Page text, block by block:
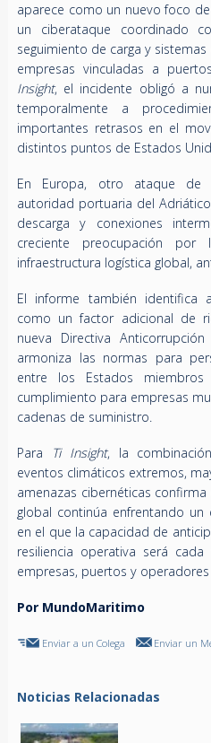
aparece como un nuevo foco
un ciberataque coordinado
seguimiento de carga y
empresas vinculadas a
Insight, el incidente obligó a
temporalmente a
importantes retrasos en el
distintos puntos de Estados
En Europa, otro ataque de
autoridad portuaria del
descarga y conexiones
creciente preocupación
infraestructura logística global,
El informe también identifica
como un factor adicional de
nueva Directiva
armoniza las normas para
entre los Estados
cumplimiento para empresas
cadenas de suministro.
Para Ti Insight, la
eventos climáticos extremos,
amenazas cibernéticas
global continúa enfrentando
en el que la capacidad de
resiliencia operativa será
empresas, puertos y
Por MundoMaritimo
Enviar a un Colega Enviar un
Noticias Relacionadas